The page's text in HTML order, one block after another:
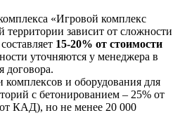
«Игровой комплекс
территории зависит от сложности
15-20% от стоимости
уточняются у менеджера в
договора.
комплексов и оборудования для
с бетонированием – 25% от
КАД), но не менее 20 000